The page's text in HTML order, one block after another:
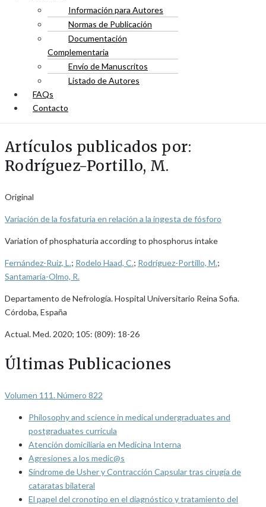
Información para Autores
Normas de Publicación
Documentación
Complementaria
Envío de Manuscritos
Listado de Autores
FAQs
Contacto
Artículos publicados por:
Rodríguez-Portillo, M.
Original
Variación de la fosfaturia en relación a la ingesta de fósforo
Variation of phosphaturia according to phosphorus intake
Fernández-Ruiz, L.; Rodelo Haad, C.; Rodríguez-Portillo, M.;
Santamaría-Olmo, R.
Departamento de Nefrología. Hospital Universitario Reina Sofia.
Córdoba, España
Actual. Med. 2020; 105: (809): 18-26
Últimas Publicaciones
Volumen 111. Número 822
Philosophy and science in medical undergraduates and
postgraduates curricula
Atención domiciliaria en Medicina Interna
Agresiones a los medic@s
Síndrome de Usher y Contracción Capsular tras cirugía de
cataratas bilateral
El papel del cronotipo en el diagnóstico y tratamiento del